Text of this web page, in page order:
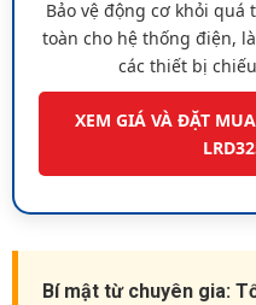
Bảo vệ động cơ khỏi quá
toàn cho hệ thống điện,
các thiết bị
XEM GIÁ VÀ ĐẶT
Bí mật từ chuyên gia: